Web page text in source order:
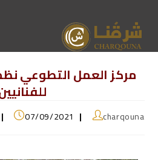
مركز العمل التطوعي
charqouna
07/09/2021